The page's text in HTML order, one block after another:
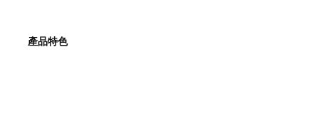
產品特色